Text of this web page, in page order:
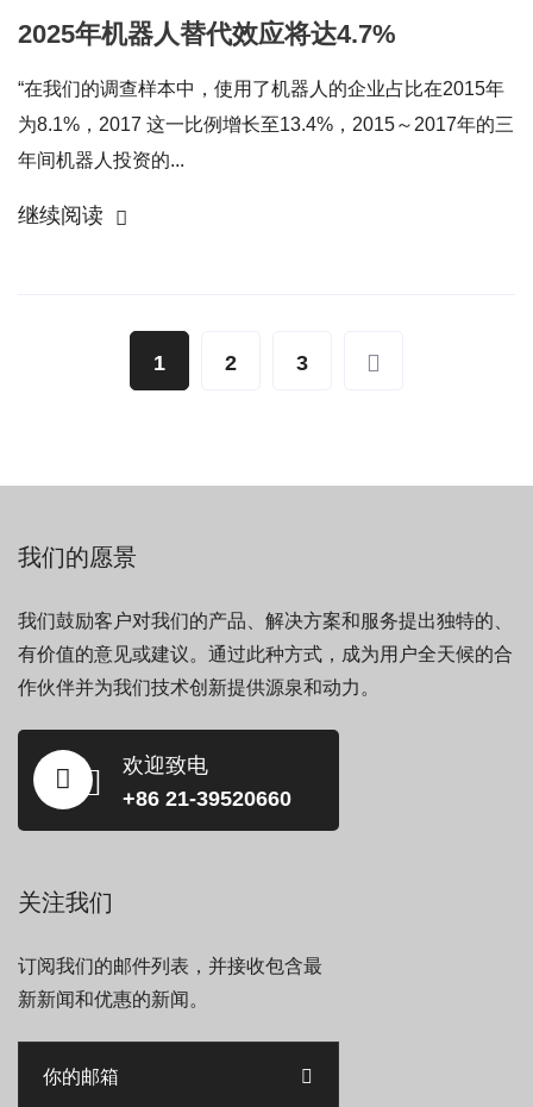
2025年机器人替代效应将达4.7%
“在我们的调查样本中，使用了机器人的企业占比在2015年
为8.1%，2017 这一比例增长至13.4%，2015～2017年的三
年间机器人投资的...
继续阅读
1 2 3
我们的愿景
我们鼓励客户对我们的产品、解决方案和服务提出独特的、
有价值的意见或建议。通过此种方式，成为用户全天候的合
作伙伴并为我们技术创新提供源泉和动力。
欢迎致电
+86 21-39520660
关注我们
订阅我们的邮件列表，并接收包含最
新新闻和优惠的新闻。